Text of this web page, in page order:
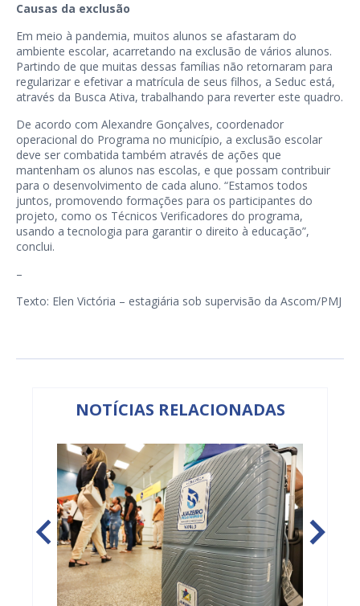
Causas da exclusão
Em meio à pandemia, muitos alunos se afastaram do
ambiente escolar, acarretando na exclusão de vários alunos.
Partindo de que muitas dessas famílias não retornaram para
regularizar e efetivar a matrícula de seus filhos, a Seduc está,
através da Busca Ativa, trabalhando para reverter este quadro.
De acordo com Alexandre Gonçalves, coordenador
operacional do Programa no município, a exclusão escolar
deve ser combatida também através de ações que
mantenham os alunos nas escolas, e que possam contribuir
para o desenvolvimento de cada aluno. “Estamos todos
juntos, promovendo formações para os participantes do
projeto, como os Técnicos Verificadores do programa,
usando a tecnologia para garantir o direito à educação”,
conclui.
–
Texto: Elen Victória – estagiária sob supervisão da Ascom/PMJ
NOTÍCIAS RELACIONADAS